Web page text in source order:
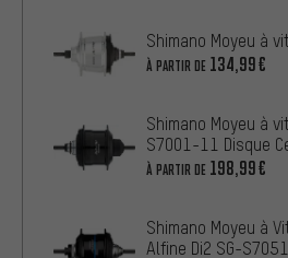
Shimano Moyeu à
À PARTIR DE 134,99€
Shimano Moyeu à
S7001-11 Disque
À PARTIR DE 198,99€
Shimano Moyeu à
Alfine Di2 SG-